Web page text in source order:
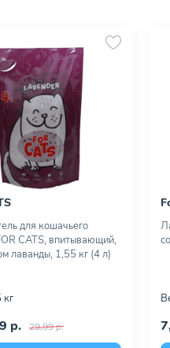
для кошачьего
CATS, впитывающий,
лаванды, 1,55 кг (4 л)
кг
р. 29,99 р.